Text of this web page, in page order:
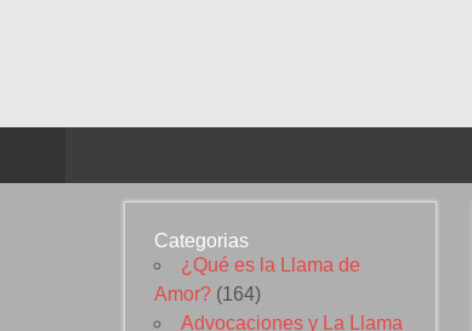
Categorias
¿Qué es la Llama de
Amor? (164)
Advocaciones y La Llama